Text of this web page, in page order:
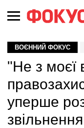
ВОЄННИЙ ФОКУС
"Не з моєї
уперше